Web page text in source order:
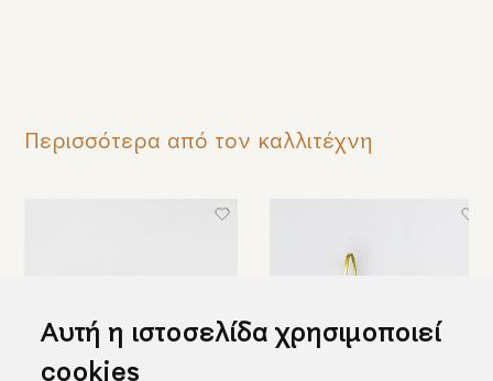
Αυτή η ιστοσελίδα χρησιμοποιεί
cookies
Περισσότερα από τον καλλιτέχνη